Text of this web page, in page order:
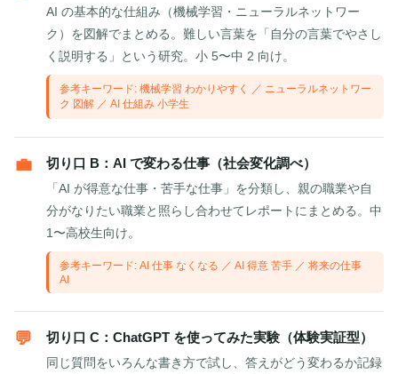
AI の基本的な仕組み（機械学習・ニューラルネットワー
ク）を図解でまとめる。難しい言葉を「自分の言葉でやさし
く説明する」という研究。小 5〜中 2 向け。
参考キーワード: 機械学習 わかりやすく ／ ニューラルネットワー
ク 図解 ／ AI 仕組み 小学生
💼 切り口 B：AI で変わる仕事（社会変化調べ）
「AI が得意な仕事・苦手な仕事」を分類し、親の職業や自
分がなりたい職業と照らし合わせてレポートにまとめる。中
1〜高校生向け。
参考キーワード: AI 仕事 なくなる ／ AI 得意 苦手 ／ 将来の仕事
AI
💬 切り口 C：ChatGPT を使ってみた実験（体験実証型）
同じ質問をいろんな書き方で試し、答えがどう変わるか記録